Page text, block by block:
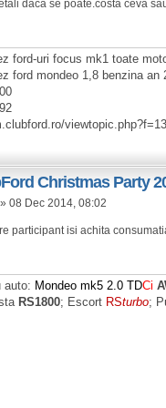
daca se poate.costa ceva
ford-uri focus mk1 toate
ford mondeo 1,8 benzina an
Christmas Party
» 08 Dec 2014, 08:02
participant isi achita
auto: Mondeo mk5 2.0 TDCi
RS1800; Escort RSturbo;